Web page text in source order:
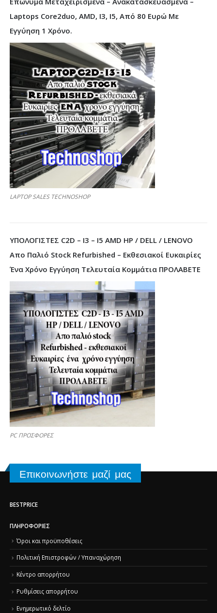
Laptops Core2duo, AMD, I3, I5, Από 80 Ευρώ Με
Εγγύηση 1 Χρόνο.
LAPTOP SALES TECHNOSHOP
ΥΠΟΛΟΓΙΣΤΕΣ C2D – I3 – I5 AMD HP / DELL / LENOVO
Απο Παλιό Stock Refurbished – Εκθεσιακοί Ευκαιρίες
Ένα Χρόνο Εγγύηση Τελευταία Κομμάτια ΠΡΟΛΑΒΕΤΕ
PC ΠΡΟΣΦΟΡΕΣ
Επικοινωνήστε μαζί μας
BESTPRICE
ΠΛΗΡΟΦΟΡΊΕΣ
Όροι και προϋποθέσεις
Πολιτική Επιστροφών / Υπαναχώρηση
Κέντρο απορρήτου
Ρυθμίσεις απορρήτου
Ενημερωτικό δελτίο